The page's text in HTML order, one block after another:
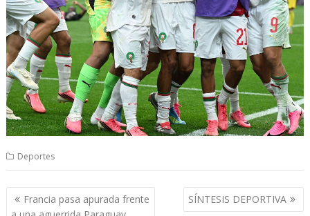
Deportes
Navegación
Francia pasa apurada frente
SÍNTESIS DEPORTIVA